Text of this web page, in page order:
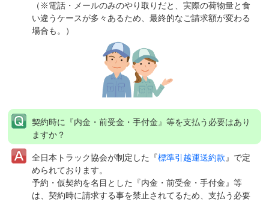
（※電話・メールのみのやり取りだと、実際の荷物量と食
い違うケースが多々あるため、最終的なご請求額が変わる
場合も。）
契約時に『内金・前受金・手付金』等を支払う必要はあり
ますか？
全日本トラック協会が制定した『標準引越運送約款 』で定
められております。
予約・仮契約を名目とした『内金・前受金・手付金』等
は、契約時に請求する事を禁止されてるため、支払う必要